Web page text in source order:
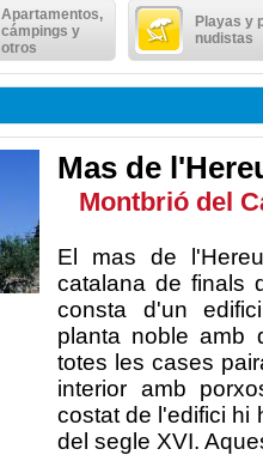
Apartamentos,
cámpings y
otros
Playas y
nudistas
Mas de
Montbrió del
El mas de
catalana de finals
consta d'un
planta noble amb
totes les cases
interior amb
costat de l'edifici hi
del segle XVI.